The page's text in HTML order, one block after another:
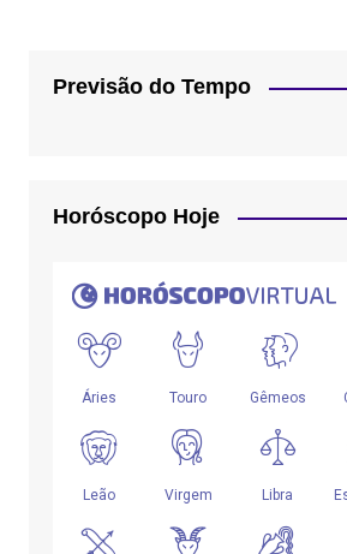
Previsão do Tempo
Horóscopo Hoje